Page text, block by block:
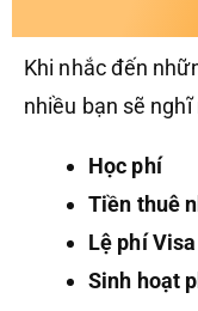
Khi nhắc đến
nhiều bạn sẽ
Học phí
Tiền thuê
Lệ phí Visa
Sinh hoạt